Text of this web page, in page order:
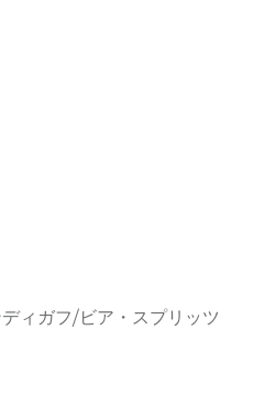
ィガフ/ビア・スプリッツ